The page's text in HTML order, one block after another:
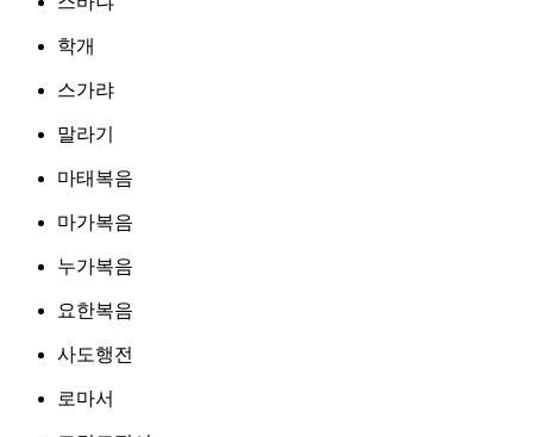
학개
스가랴
말라기
마태복음
마가복음
누가복음
요한복음
사도행전
로마서